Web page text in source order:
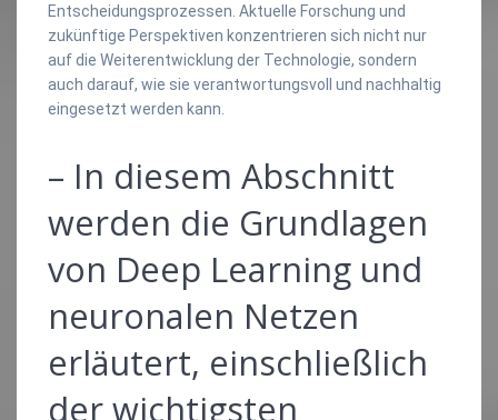
Entscheidungsprozessen. Aktuelle Forschung und
zukünftige Perspektiven konzentrieren sich nicht nur
auf die Weiterentwicklung der Technologie, sondern
auch darauf, wie sie verantwortungsvoll und nachhaltig
eingesetzt werden kann.
– In diesem Abschnitt
werden die Grundlagen
von Deep Learning und
neuronalen Netzen
erläutert, einschließlich
der wichtigsten